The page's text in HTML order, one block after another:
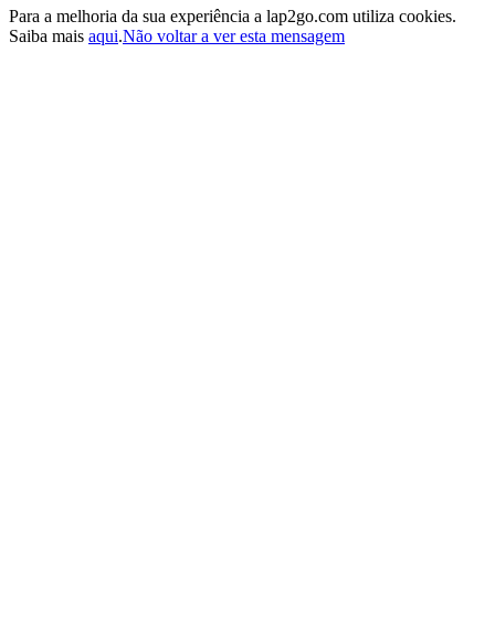
Para a melhoria da sua experiência a lap2go.com utiliza cookies.
Saiba mais aqui.Não voltar a ver esta mensagem